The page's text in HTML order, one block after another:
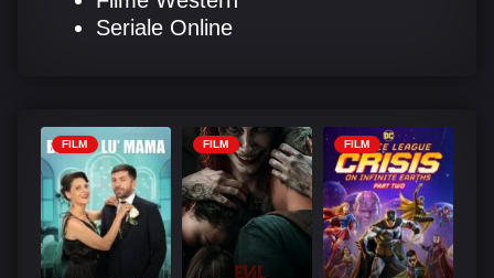
Seriale Online
FILM FILM FILM